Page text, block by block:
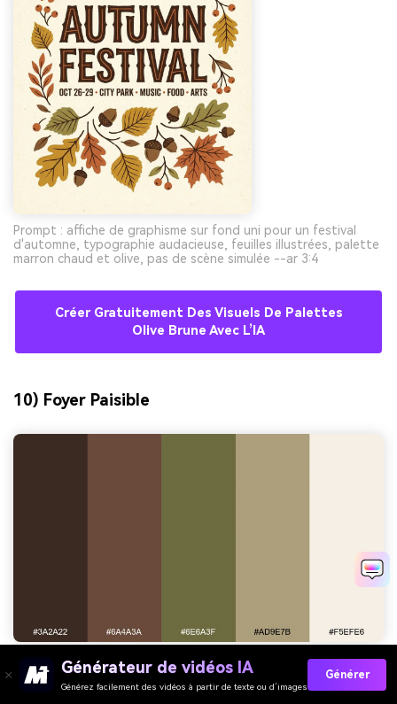
Prompt : affiche de graphisme sur fond uni pour un festival
d'automne, typographie audacieuse, feuilles illustrées, palette
marron chaud et olive, pas de scène simulée --ar 3:4
Créer Gratuitement Des Visuels De Palettes
Olive Brune Avec L’IA
10) Foyer Paisible
HEX : #3A2A22 #6A4A3A #6E6A3F #AD9E7B #F5EFE6
Générateur de vidéos IA
Générez facilement des vidéos à partir de texte ou d’images
Générer